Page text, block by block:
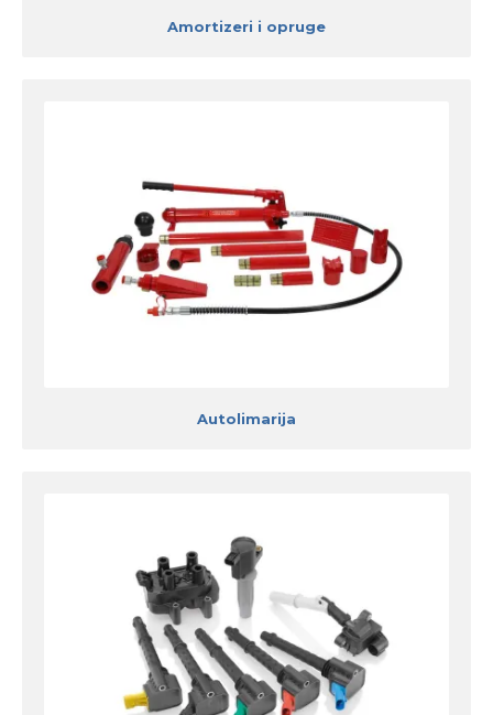
Amortizeri i opruge
Autolimarija